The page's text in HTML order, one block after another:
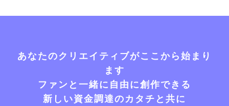
あなたのクリエイティブがここから始まり
ます
ファンと一緒に自由に創作できる
新しい資金調達のカタチと共に